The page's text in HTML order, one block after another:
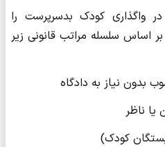
در واگذاری کودک بدسرپرست را
سلسله ‌مراتب قانونی زیر
بدون نیاز به دادگاه
یا ناظر
کودک)